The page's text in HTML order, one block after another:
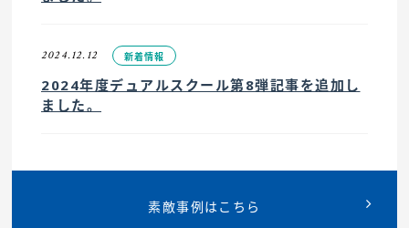
2024.12.12 新着情報
2024年度デュアルスクール第8弾記事を追加し
ました。
素敵事例はこちら